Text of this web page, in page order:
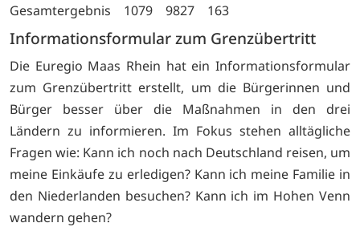
Gesamtergebnis 1079 9827 163
Informationsformular zum Grenzübertritt
Die Euregio Maas Rhein hat ein Informationsformular
zum Grenzübertritt erstellt, um die Bürgerinnen und
Bürger besser über die Maßnahmen in den drei
Ländern zu informieren. Im Fokus stehen alltägliche
Fragen wie: Kann ich noch nach Deutschland reisen, um
meine Einkäufe zu erledigen? Kann ich meine Familie in
den Niederlanden besuchen? Kann ich im Hohen Venn
wandern gehen?